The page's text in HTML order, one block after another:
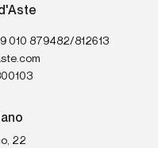
010 879482/812613
22